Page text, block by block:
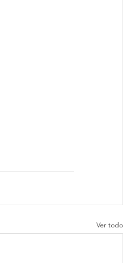
Ver todo